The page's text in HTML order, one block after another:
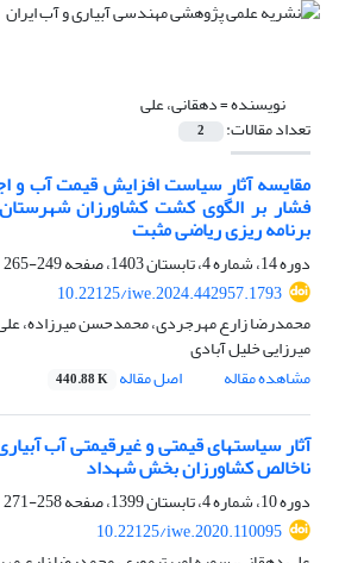
نویسنده =دهقانی، علی
تعداد مقالات: 2
مقایسه آثار سیاست افزایش قیمت آب و
فشار بر الگوی کشت کشاورزان شهرستان
برنامه ریزی ریاضی مثبت
دوره 14، شماره 4، تابستان 1403، صفحه
249-265
10.22125/iwe.2024.442957.1793
محمدرضا زارع مهرجردی، محمدحسن میرزاده،
میرزایی خلیل آبادی
مشاهده مقاله
اصل مقاله 440.88 K
آثار سیاست‏های قیمتی و غیرقیمتی آب
ناخالص کشاورزان بخش شهداد
دوره 10، شماره 4، تابستان 1399، صفحه
258-271
10.22125/iwe.2020.110095